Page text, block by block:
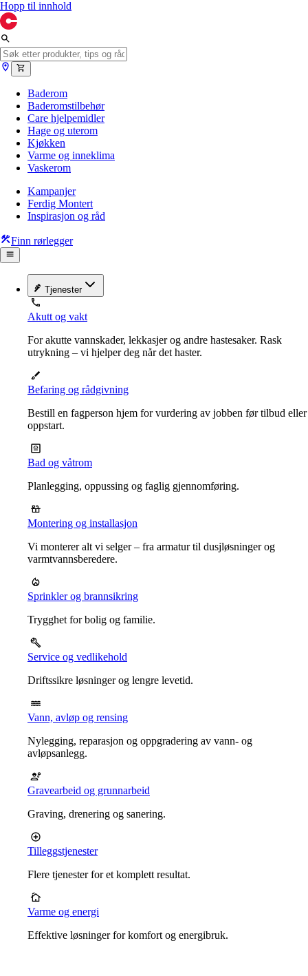
Hopp til innhold
Baderom
Baderomstilbehør
Care hjelpemidler
Hage og uterom
Kjøkken
Varme og inneklima
Vaskerom
Kampanjer
Ferdig Montert
Inspirasjon og råd
Finn rørlegger
Tjenester
Akutt og vakt
For akutte vannskader, lekkasjer og andre hastesaker. Rask
utrykning – vi hjelper deg når det haster.
Befaring og rådgivning
Bestill en fagperson hjem for vurdering av jobben før tilbud eller
oppstart.
Bad og våtrom
Planlegging, oppussing og faglig gjennomføring.
Montering og installasjon
Vi monterer alt vi selger – fra armatur til dusjløsninger og
varmtvannsberedere.
Sprinkler og brannsikring
Trygghet for bolig og familie.
Service og vedlikehold
Driftssikre løsninger og lengre levetid.
Vann, avløp og rensing
Nylegging, reparasjon og oppgradering av vann- og
avløpsanlegg.
Gravearbeid og grunnarbeid
Graving, drenering og sanering.
Tilleggstjenester
Flere tjenester for et komplett resultat.
Varme og energi
Effektive løsninger for komfort og energibruk.